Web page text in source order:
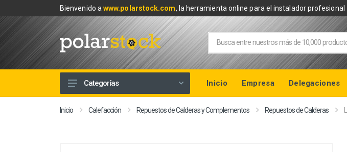
Bienvenido awww.polarstock.com, la herramienta online para el instalador profesional
Calefacción
Categorías Inicio Empresa Delegaciones
Inicio Calefacción Repuestos de Calderas y Complementos Repuestos de Calderas